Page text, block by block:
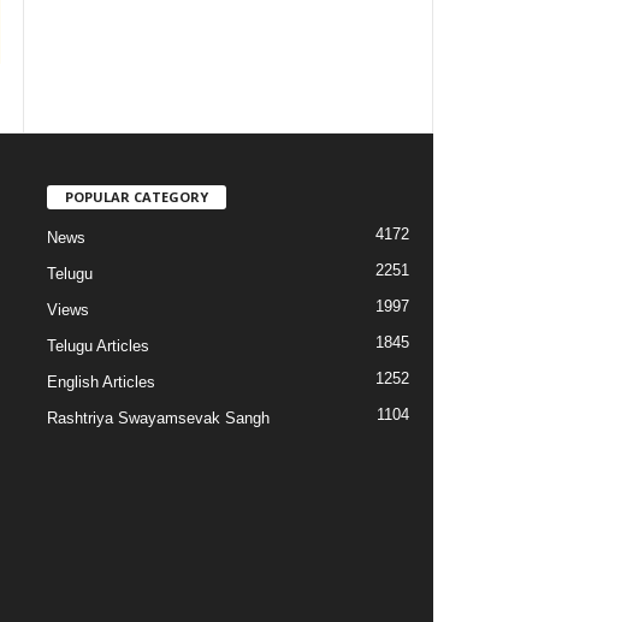
POPULAR CATEGORY
News 4172
Telugu 2251
Views 1997
Telugu Articles 1845
English Articles 1252
Rashtriya Swayamsevak Sangh 1104